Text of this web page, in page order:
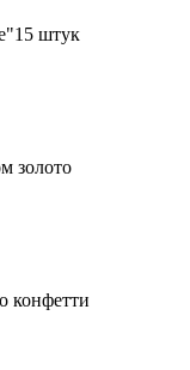
штук
золото
конфетти